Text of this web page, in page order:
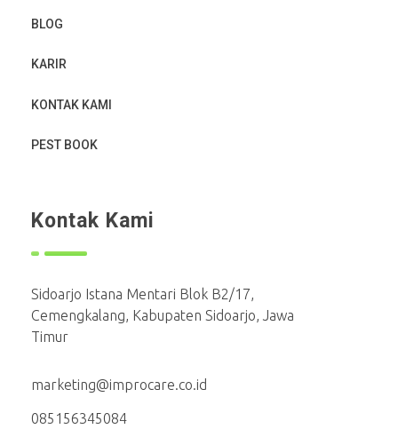
BLOG
KARIR
KONTAK KAMI
PEST BOOK
Kontak Kami
Sidoarjo Istana Mentari Blok B2/17,
Cemengkalang, Kabupaten Sidoarjo, Jawa
Timur
marketing@improcare.co.id
085156345084